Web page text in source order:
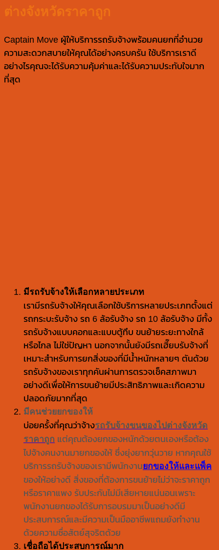
ต่างจังหวัดราคาถูก
Captain Move ผู้ให้บริการรถรับจ้างพร้อมคนยกที่อำนวย
ความสะดวกสบายให้คุณได้อย่างครบครัน ใช้บริการเราดี
อย่างไรคุณจะได้รับความคุ้มค่าและได้รับความประทับใจมาก
ที่สุด
มีรถรับจ้างให้เลือกหลายประเภท
เรามีรถรับจ้างให้คุณเลือกใช้บริการหลายประเภทตั้งแต่
รถกระบะรับจ้าง รถ 6 ล้อรับจ้าง รถ 10 ล้อรับจ้าง มีทั้ง
รถรับจ้างแบบคอกและแบบตู้ทึบ ขนย้ายระยะทางใกล้
หรือไกล ไม่ใช่ปัญหา นอกจากนั้นยังมีรถเฮี๊ยบรับจ้างที่
เหมาะสำหรับการยกสิ่งของที่มีน้ำหนักหลายๆ ตันด้วย
รถรับจ้างของเราทุกคันผ่านการตรวจเช็คสภาพมา
อย่างดีเพื่อให้การขนย้ายมีประสิทธิภาพและเกิดความ
ปลอดภัยมากที่สุด
มีคนช่วยยกของให้
บ่อยครั้งที่คุณว่าจ้างรถรับจ้างขนของไปต่างจังหวัด
ราคาถูก แต่คุณต้องยกของหนักด้วยตนเองหรือต้อง
ไปจ้างคนงานมายกของให้ ซึ่งยุ่งยากวุ่นวาย หากคุณใช้
บริการรถรับจ้างของเรามีพนักงานยกของให้และแพ็ค
ของให้อย่างดี สิ่งของที่ต้องการขนย้ายไม่ว่าจะราคาถูก
หรือราคาแพง รับประกันไม่มีเสียหายแน่นอนเพราะ
พนักงานยกของได้รับการอบรมมาเป็นอย่างดีมี
ประสบการณ์และมีความเป็นมืออาชีพแถมยังทำงาน
ด้วยความซื่อสัตย์สุจริตด้วย
เชื่อถือได้ประสบการณ์มาก